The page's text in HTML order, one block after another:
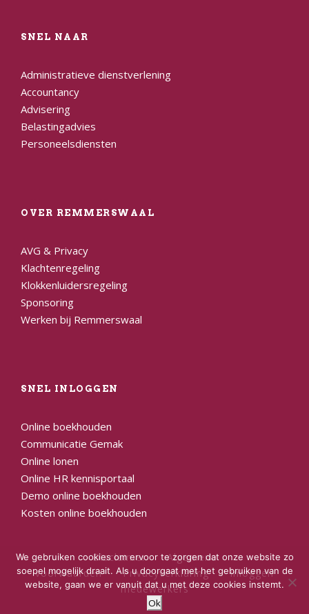
SNEL NAAR
Administratieve dienstverlening
Accountancy
Advisering
Belastingadvies
Personeelsdiensten
OVER REMMERSWAAL
AVG & Privacy
Klachtenregeling
Klokkenluidersregeling
Sponsoring
Werken bij Remmerswaal
SNEL INLOGGEN
Online boekhouden
Communicatie Gemak
Online lonen
Online HR kennisportaal
Demo online boekhouden
Kosten online boekhouden
Disclaimer
Algemene
voorwaarden
Privacyverklaring
Inloggen
medewerkers
We gebruiken cookies om ervoor te zorgen dat onze website zo
soepel mogelijk draait. Als u doorgaat met het gebruiken van de
website, gaan we er vanuit dat u met deze cookies instemt.
Ok